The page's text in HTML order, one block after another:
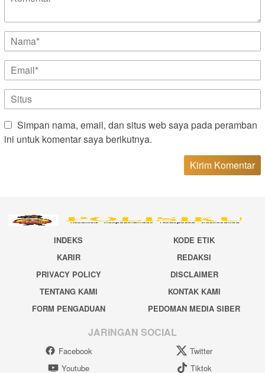
Simpan nama, email, dan situs web saya pada peramban
ini untuk komentar saya berikutnya.
INDEKS
KODE ETIK
KARIR
REDAKSI
PRIVACY POLICY
DISCLAIMER
TENTANG KAMI
KONTAK KAMI
FORM PENGADUAN
PEDOMAN MEDIA SIBER
JARINGAN SOCIAL
Facebook
Twitter
Youtube
Tiktok